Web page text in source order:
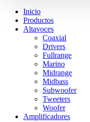
Inicio
Productos
Altavoces
Coaxial
Drivers
Fullrange
Marino
Midrange
Midbass
Subwoofer
Tweeters
Woofer
Amplificadores